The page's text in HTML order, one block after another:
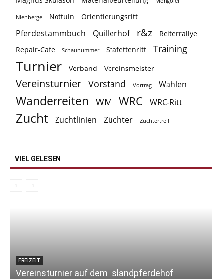
Nienberge Nottuln Orientierungsritt
Pferdestammbuch Quillerhof r&z
Reiterrallye
Repair-Cafe
Schaunummer Stafettenritt Training
Turnier Verband Vereinsmeister
Vereinsturnier Vorstand Vortrag Wahlen
Wanderreiten WM WRC WRC-Ritt
Zucht Zuchtlinien Züchter Züchtertreff
VIEL GELESEN
FREIZEIT
Vereinsturnier auf dem Islandpferdehof